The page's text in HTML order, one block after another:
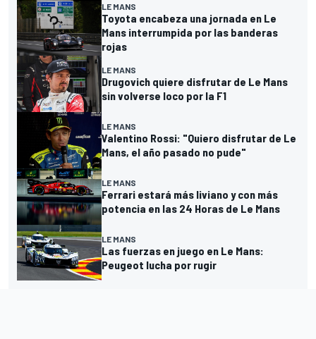
LE MANS
Toyota encabeza una jornada en Le
Mans interrumpida por las banderas
rojas
LE MANS
Drugovich quiere disfrutar de Le Mans
sin volverse loco por la F1
LE MANS
Valentino Rossi: "Quiero disfrutar de Le
Mans, el año pasado no pude"
LE MANS
Ferrari estará más liviano y con más
potencia en las 24 Horas de Le Mans
LE MANS
Las fuerzas en juego en Le Mans:
Peugeot lucha por rugir